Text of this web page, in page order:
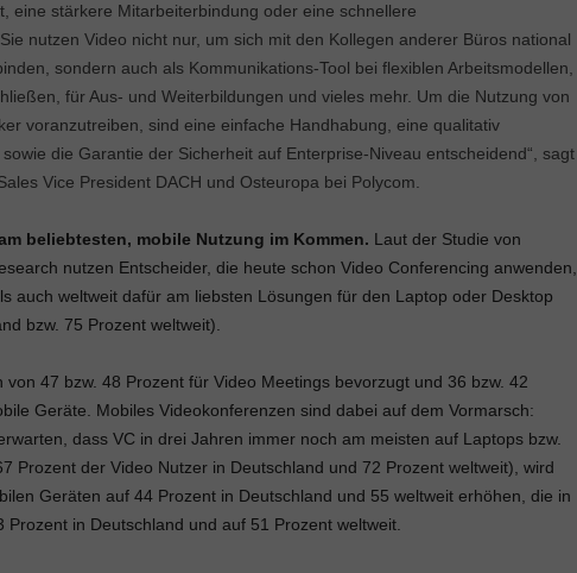
eine stärkere Mitarbeiterbindung oder eine schnellere
nutzen Video nicht nur, um sich mit den Kollegen anderer Büros national
sondern auch als Kommunikations-Tool bei flexiblen Arbeitsmodellen,
für Aus- und Weiterbildungen und vieles mehr. Um die Nutzung von
voranzutreiben, sind eine einfache Handhabung, eine qualitativ
die Garantie der Sicherheit auf Enterprise-Niveau entscheidend“, sagt
Vice President DACH und Osteuropa bei Polycom.
beliebtesten, mobile Nutzung im Kommen. Laut der Studie von
nutzen Entscheider, die heute schon Video Conferencing anwenden,
auch weltweit dafür am liebsten Lösungen für den Laptop oder Desktop
bzw. 75 Prozent weltweit).
von 47 bzw. 48 Prozent für Video Meetings bevorzugt und 36 bzw. 42
Geräte. Mobiles Videokonferenzen sind dabei auf dem Vormarsch:
dass VC in drei Jahren immer noch am meisten auf Laptops bzw.
Prozent der Video Nutzer in Deutschland und 72 Prozent weltweit), wird
Geräten auf 44 Prozent in Deutschland und 55 weltweit erhöhen, die in
Prozent in Deutschland und auf 51 Prozent weltweit.